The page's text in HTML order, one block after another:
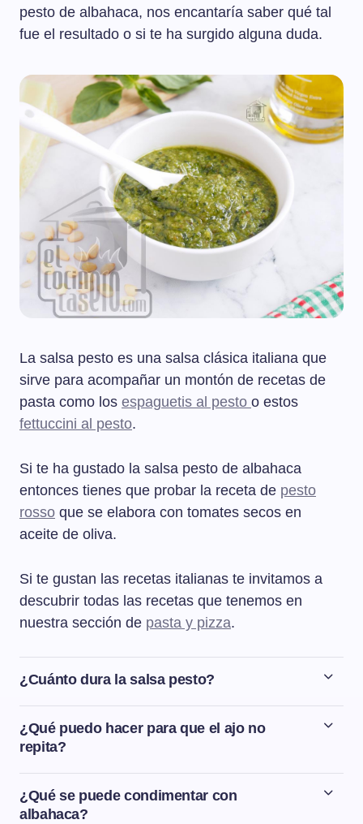
pesto de albahaca, nos encantaría saber qué tal
fue el resultado o si te ha surgido alguna duda.
La salsa pesto es una salsa clásica italiana que
sirve para acompañar un montón de recetas de
pasta como los espaguetis al pesto o estos
fettuccini al pesto.
Si te ha gustado la salsa pesto de albahaca
entonces tienes que probar la receta de pesto
rosso que se elabora con tomates secos en
aceite de oliva.
Si te gustan las recetas italianas te invitamos a
descubrir todas las recetas que tenemos en
nuestra sección de pasta y pizza.
¿Cuánto dura la salsa pesto?
La salsa pesto dura bien guardada en la nevera dentro
de un táper o un recipiente bien cerrado unos 2-3 días.
¿Qué puedo hacer para que el ajo no
repita?
Para que el ajo no repita es fundamental sacarle el
germen que tiene en el interior.
¿Qué se puede condimentar con
albahaca?